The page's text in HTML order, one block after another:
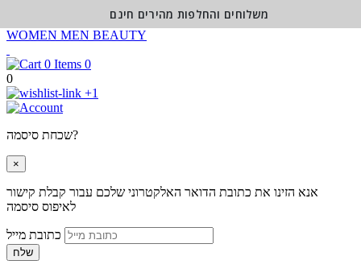
WOMEN MEN BEAUTY
0
0
+1
שכחת סיסמה?
×
אנא הזינו את כתובת הדואר האלקטרוני שלכם עבור קבלת קישור
לאיפוס סיסמה
שלח
משלוחים והחלפות מהירים חינם